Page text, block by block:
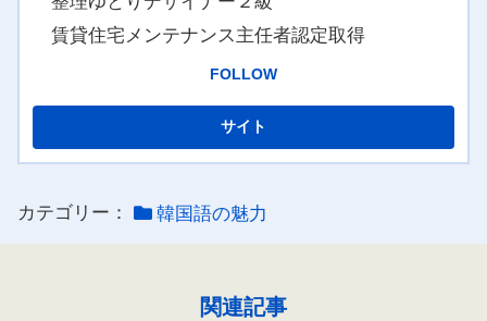
賃貸住宅メンテナンス主任者認定取得
FOLLOW
カテゴリー： 韓国語の魅力
関連記事